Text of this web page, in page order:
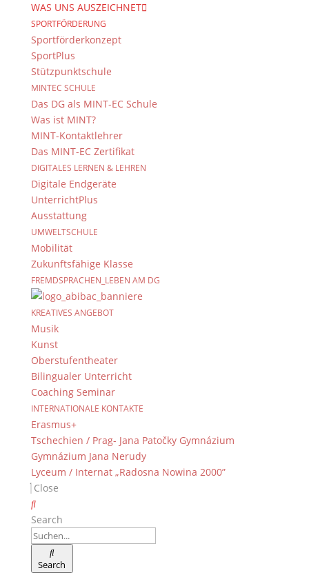
WAS UNS AUSZEICHNET
SPORTFÖRDERUNG
Sportförderkonzept
SportPlus
Stützpunktschule
MINTEC SCHULE
Das DG als MINT-EC Schule
Was ist MINT?
MINT-Kontaktlehrer
Das MINT-EC Zertifikat
DIGITALES LERNEN & LEHREN
Digitale Endgeräte
UnterrichtPlus
Ausstattung
UMWELTSCHULE
Mobilität
Zukunftsfähige Klasse
FREMDSPRACHEN_LEBEN AM DG
KREATIVES ANGEBOT
Musik
Kunst
Oberstufentheater
Bilingualer Unterricht
Coaching Seminar
INTERNATIONALE KONTAKTE
Erasmus+
Tschechien / Prag- Jana Patočky Gymnázium
Gymnázium Jana Nerudy
Lyceum / Internat „Radosna Nowina 2000”
Close
Search
Search